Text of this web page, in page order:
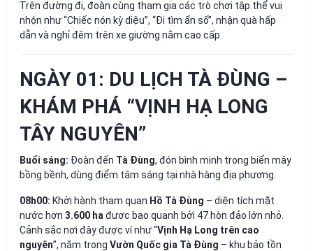
Trên đường đi, đoàn cùng tham gia các trò chơi tập thể vui
nhộn như “Chiếc nón kỳ diệu”, “Đi tìm ẩn số”, nhận quà hấp
dẫn và nghỉ đêm trên xe giường nằm cao cấp.
NGÀY 01: DU LỊCH TÀ ĐÙNG –
KHÁM PHÁ “VỊNH HẠ LONG
TÂY NGUYÊN”
Buổi sáng: Đoàn đến Tà Đùng, đón bình minh trong biển mây
bồng bềnh, dùng điểm tâm sáng tại nhà hàng địa phương.
08h00: Khởi hành tham quan Hồ Tà Đùng – diện tích mặt
nước hơn 3.600 ha được bao quanh bởi 47 hòn đảo lớn nhỏ.
Cảnh sắc nơi đây được ví như “Vịnh Hạ Long trên cao
nguyên”, nằm trong Vườn Quốc gia Tà Đùng – khu bảo tồn